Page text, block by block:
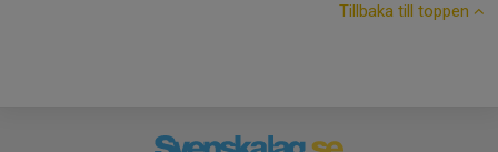
Tillbaka till toppen